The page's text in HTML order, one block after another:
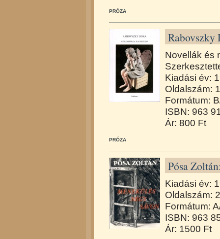
PRÓZA
Rabovszky
Novellák és
Kiadási év:
Oldalszám:
Formátum:
ISBN: 963
Ár: 800 Ft
PRÓZA
Pósa
Kiadási év:
Oldalszám:
Formátum:
ISBN: 963
Ár: 1500 Ft